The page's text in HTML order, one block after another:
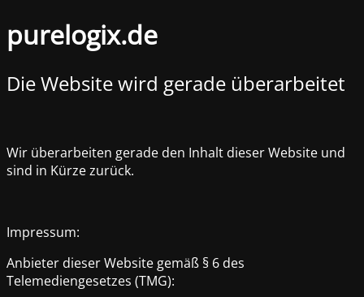
purelogix.de
Die Website wird gerade überarbeitet
Wir überarbeiten gerade den Inhalt dieser Website und
sind in Kürze zurück.
Impressum:
Anbieter dieser Website gemäß § 6 des
Telemediengesetzes (TMG):